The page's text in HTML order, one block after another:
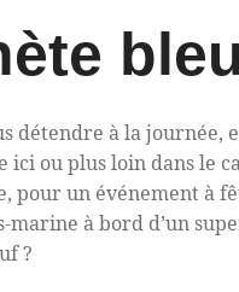
détendre à la journée,
ici ou plus loin dans le
pour un événement à
marine à bord d’un
?